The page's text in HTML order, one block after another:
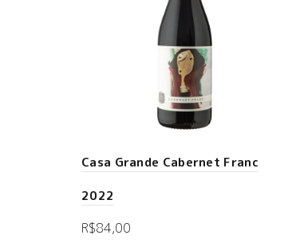
Casa Grande Cabernet Franc
2022
R$84,00